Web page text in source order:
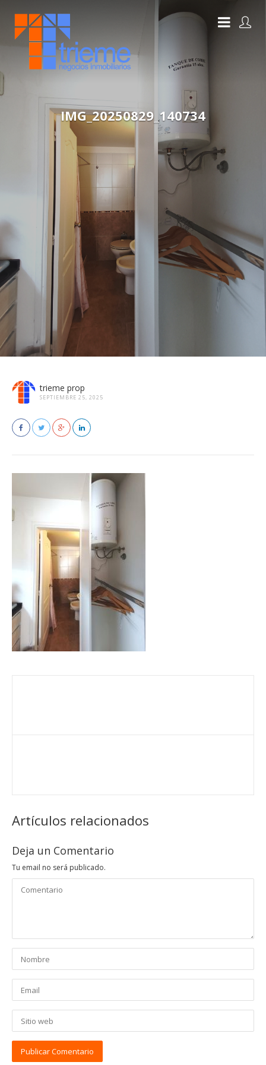
IMG_20250829_140734
trieme prop
SEPTIEMBRE 25, 2025
Artículos relacionados
Deja un Comentario
Tu email no será publicado.